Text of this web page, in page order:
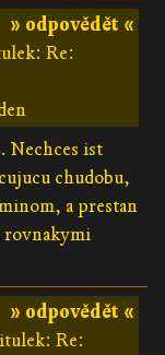
» odpovědět «
Re:
Nechces ist
chudobu,
a prestan
rovnakymi
» odpovědět «
Re: